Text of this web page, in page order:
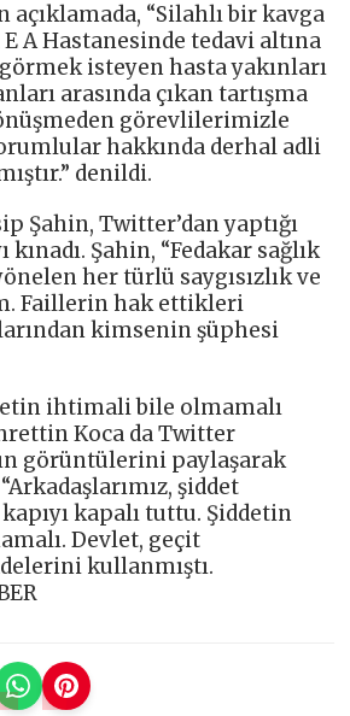
açıklamada, “Silahlı bir kavga
A Hastanesinde tedavi altına
isteyen hasta yakınları
arasında çıkan tartışma
görevlilerimizle
hakkında derhal adli
denildi.
Şahin, Twitter’dan yaptığı
kınadı. Şahin, “Fedakar sağlık
her türlü saygısızlık ve
Faillerin hak ettikleri
kimsenin şüphesi
ihtimali bile olmamalı
Koca da Twitter
görüntülerini paylaşarak
şiddet
kapıyı kapalı tuttu. Şiddetin
Devlet, geçit
kullanmıştı.